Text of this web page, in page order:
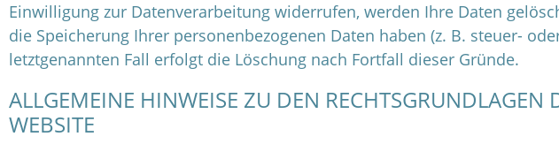
Einwilligung zur Datenverarbeitung widerrufen, werden Ihre Daten
die Speicherung Ihrer personenbezogenen Daten haben (z. B. steuer-
letztgenannten Fall erfolgt die Löschung nach Fortfall dieser Gründe.
ALLGEMEINE HINWEISE ZU DEN RECHTSGRUNDLAGEN
WEBSITE